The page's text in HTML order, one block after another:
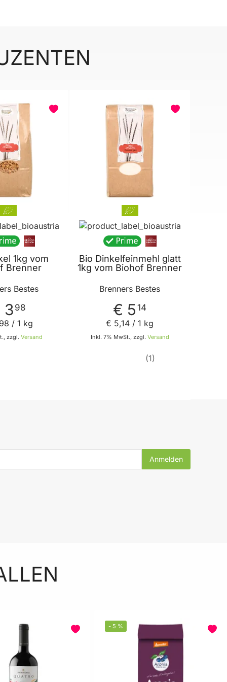
1kg vom
Brenner
Bestes
3 98
zzgl. Versand
/ 1 kg
Bio Dinkelfeinmehl glatt
1kg vom Biohof Brenner
Brenners Bestes
€ 5 14
Inkl. 7% MwSt., zzgl. Versand
€ 5,14 / 1 kg
1
- 5 %